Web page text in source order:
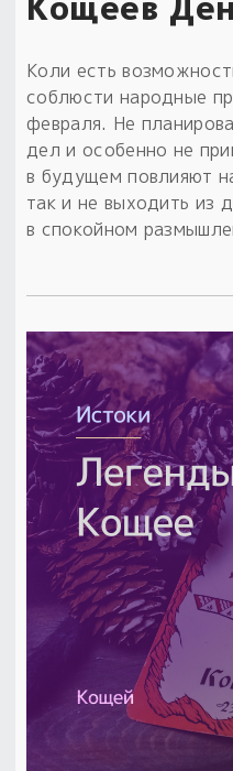
Коли есть
соблюсти народные
февраля. Не
дел и особенно не
в будущем повлияют
так и не выходить из
в спокойном